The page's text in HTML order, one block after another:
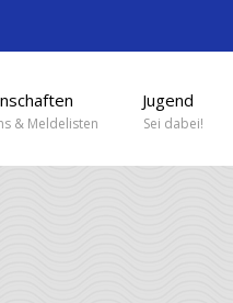
& Meldelisten
Jugend
Sei dabei!